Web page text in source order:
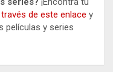
de este enlace y
películas y series